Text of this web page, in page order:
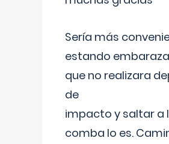
Sería más
estando
que no realizara
de
impacto y saltar a
comba lo es.